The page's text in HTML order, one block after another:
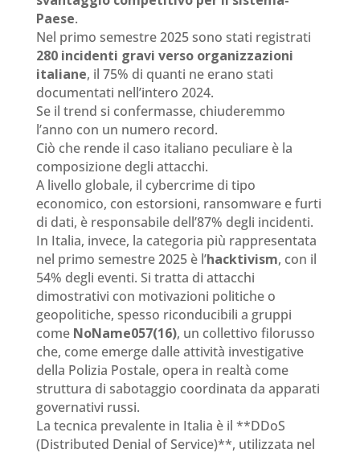
Paese.
Nel primo semestre 2025 sono stati registrati
280 incidenti gravi verso organizzazioni
italiane, il 75% di quanti ne erano stati
documentati nell’intero 2024.
Se il trend si confermasse, chiuderemmo
l’anno con un numero record.
Ciò che rende il caso italiano peculiare è la
composizione degli attacchi.
A livello globale, il cybercrime di tipo
economico, con estorsioni, ransomware e furti
di dati, è responsabile dell’87% degli incidenti.
In Italia, invece, la categoria più rappresentata
nel primo semestre 2025 è l’hacktivism, con il
54% degli eventi. Si tratta di attacchi
dimostrativi con motivazioni politiche o
geopolitiche, spesso riconducibili a gruppi
come NoName057(16), un collettivo filorusso
che, come emerge dalle attività investigative
della Polizia Postale, opera in realtà come
struttura di sabotaggio coordinata da apparati
governativi russi.
La tecnica prevalente in Italia è il **DDoS
(Distributed Denial of Service)**, utilizzata nel